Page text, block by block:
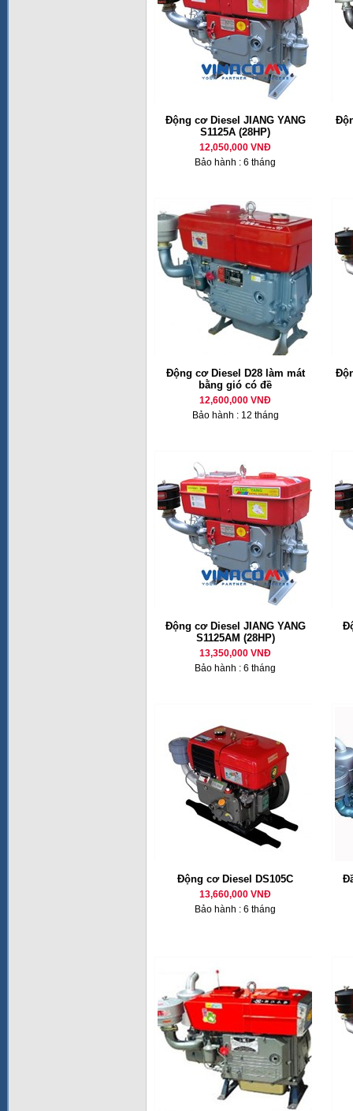
Động cơ Diesel JIANG YANG
S1125A (28HP)
12,050,000 VNĐ
Bảo hành : 6 tháng
Động cơ Diesel D28 làm mát
bằng gió có đề
12,600,000 VNĐ
Bảo hành : 12 tháng
Động cơ Diesel JIANG YANG
S1125AM (28HP)
13,350,000 VNĐ
Bảo hành : 6 tháng
Động cơ Diesel DS105C
13,660,000 VNĐ
Bảo hành : 6 tháng